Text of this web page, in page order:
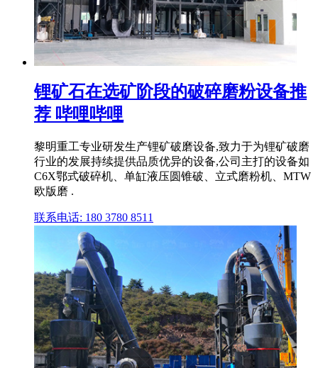
锂矿石在选矿阶段的破碎磨粉设备推
荐 哔哩哔哩
黎明重工专业研发生产锂矿破磨设备,致力于为锂矿破磨
行业的发展持续提供品质优异的设备,公司主打的设备如
C6X鄂式破碎机、单缸液压圆锥破、立式磨粉机、MTW
欧版磨 .
联系电话: 180 3780 8511